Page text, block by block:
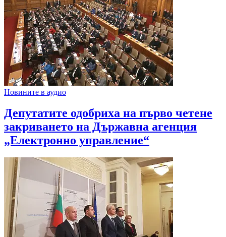
Новините в аудио
Депутатите одобриха на първо четене
закриването на Държавна агенция
„Електронно управление“